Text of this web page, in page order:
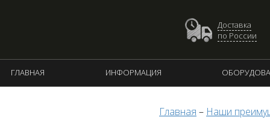
Доставка
по России
ГЛАВНАЯ ИНФОРМАЦИЯ
Главная – Наши